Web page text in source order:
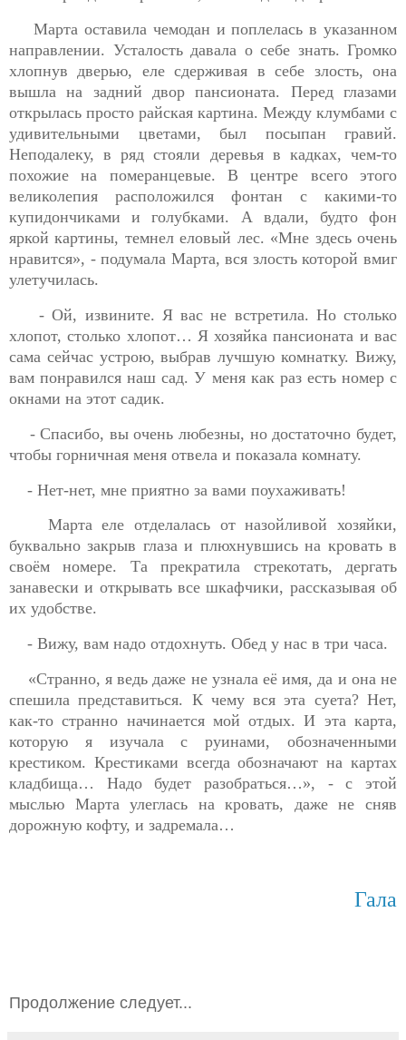
Марта оставила чемодан и поплелась в указанном
направлении. Усталость давала о себе знать. Громко
хлопнув дверью, еле сдерживая в себе злость, она
вышла на задний двор пансионата. Перед глазами
открылась просто райская картина. Между клумбами с
удивительными цветами, был посыпан гравий.
Неподалеку, в ряд стояли деревья в кадках, чем-то
похожие на померанцевые. В центре всего этого
великолепия расположился фонтан с какими-то
купидончиками и голубками. А вдали, будто фон
яркой картины, темнел еловый лес. «Мне здесь очень
нравится», - подумала Марта, вся злость которой вмиг
улетучилась.
- Ой, извините. Я вас не встретила. Но столько
хлопот, столько хлопот… Я хозяйка пансионата и вас
сама сейчас устрою, выбрав лучшую комнатку. Вижу,
вам понравился наш сад. У меня как раз есть номер с
окнами на этот садик.
- Спасибо, вы очень любезны, но достаточно будет,
чтобы горничная меня отвела и показала комнату.
- Нет-нет, мне приятно за вами поухаживать!
Марта еле отделалась от назойливой хозяйки,
буквально закрыв глаза и плюхнувшись на кровать в
своём номере. Та прекратила стрекотать, дергать
занавески и открывать все шкафчики, рассказывая об
их удобстве.
- Вижу, вам надо отдохнуть. Обед у нас в три часа.
«Странно, я ведь даже не узнала её имя, да и она не
спешила представиться. К чему вся эта суета? Нет,
как-то странно начинается мой отдых. И эта карта,
которую я изучала с руинами, обозначенными
крестиком. Крестиками всегда обозначают на картах
кладбища… Надо будет разобраться…», - с этой
мыслью Марта улеглась на кровать, даже не сняв
дорожную кофту, и задремала…
Гала
Продолжение следует...